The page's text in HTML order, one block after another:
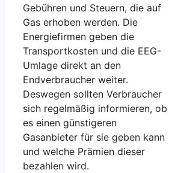
Gebühren und Steuern, die auf
Gas erhoben werden. Die
Energiefirmen geben die
Transportkosten und die EEG-
Umlage direkt an den
Endverbraucher weiter.
Deswegen sollten Verbraucher
sich regelmäßig informieren, ob
es einen günstigeren
Gasanbieter für sie geben kann
und welche Prämien dieser
bezahlen wird.